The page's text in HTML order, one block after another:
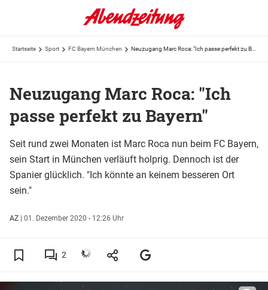
Startseite Sport FC Bayern München
Neuzugang Marc Roca: "Ich
passe perfekt zu Bayern"
Seit rund zwei Monaten ist Marc Roca nun beim FC Bayern,
sein Start in München verläuft holprig. Dennoch ist der
Spanier glücklich. "Ich könnte an keinem besseren Ort
sein."
AZ | 01. Dezember 2020 - 12:26 Uhr
2